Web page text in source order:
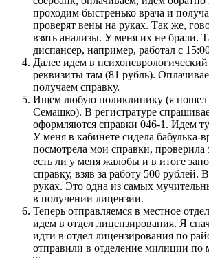
проходим быстренько врача и
проверят вены на руках. Так же,
взять анализы. У меня их не брали.
диспансер, например, работал с
Далее идем в
реквизиты там (81 рубль).
получаем справку.
Ищем любую поликлинику (я пошел
Семашко). В регистратуре
оформляются справки 046-1. Идем
У меня в кабинете сидела бабулька-
посмотрела мои справки, проверила
есть ли у меня жалобы и в итоге
справку, взяв за работу 500 рублей.
руках. Это одна из самых
в получении лицензии.
Теперь отправляемся в местное
идем в отдел лицензирования. Я
идти в отдел лицензирования по
отправили в отделение милиции по